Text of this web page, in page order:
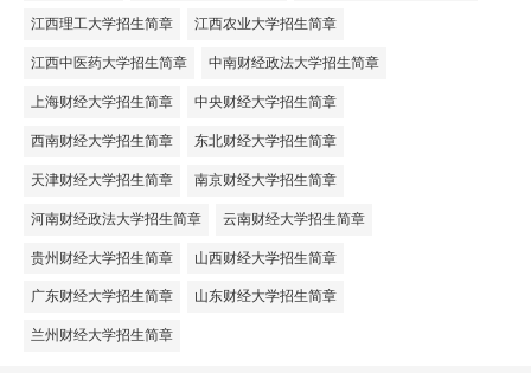
江西理工大学招生简章 江西农业大学招生简章
江西中医药大学招生简章 中南财经政法大学招生简章
上海财经大学招生简章 中央财经大学招生简章
西南财经大学招生简章 东北财经大学招生简章
天津财经大学招生简章 南京财经大学招生简章
河南财经政法大学招生简章 云南财经大学招生简章
贵州财经大学招生简章 山西财经大学招生简章
广东财经大学招生简章 山东财经大学招生简章
兰州财经大学招生简章